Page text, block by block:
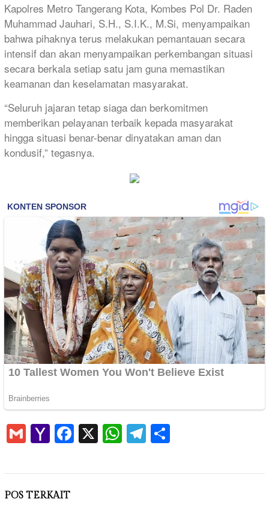
Kapolres Metro Tangerang Kota, Kombes Pol Dr. Raden
Muhammad Jauhari, S.H., S.I.K., M.Si, menyampaikan
bahwa pihaknya terus melakukan pemantauan secara
intensif dan akan menyampaikan perkembangan situasi
secara berkala setiap satu jam guna memastikan
keamanan dan keselamatan masyarakat.
“Seluruh jajaran tetap siaga dan berkomitmen
memberikan pelayanan terbaik kepada masyarakat
hingga situasi benar-benar dinyatakan aman dan
kondusif,” tegasnya.
GmailYahoo
Mail
Facebook
X WhatsApp
Telegram
POS TERKAIT